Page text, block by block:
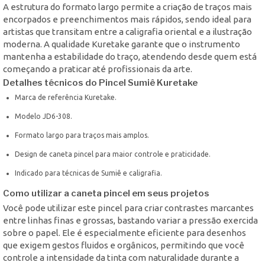
A estrutura do formato largo permite a criação de traços mais
encorpados e preenchimentos mais rápidos, sendo ideal para
artistas que transitam entre a caligrafia oriental e a ilustração
moderna. A qualidade Kuretake garante que o instrumento
mantenha a estabilidade do traço, atendendo desde quem está
começando a praticar até profissionais da arte.
Detalhes técnicos do Pincel Sumiê Kuretake
Marca de referência Kuretake.
Modelo JD6-308.
Formato largo para traços mais amplos.
Design de caneta pincel para maior controle e praticidade.
Indicado para técnicas de Sumiê e caligrafia.
Como utilizar a caneta pincel em seus projetos
Você pode utilizar este pincel para criar contrastes marcantes
entre linhas finas e grossas, bastando variar a pressão exercida
sobre o papel. Ele é especialmente eficiente para desenhos
que exigem gestos fluidos e orgânicos, permitindo que você
controle a intensidade da tinta com naturalidade durante a